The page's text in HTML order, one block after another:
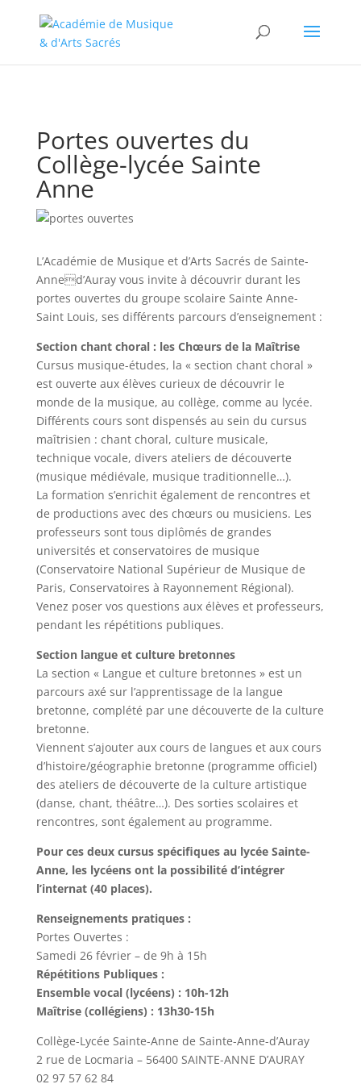
Portes ouvertes du
Collège-lycée Sainte
Anne
L’Académie de Musique et d’Arts Sacrés de Sainte-
Anned’Auray vous invite à découvrir durant les
portes ouvertes du groupe scolaire Sainte Anne-
Saint Louis, ses différents parcours d’enseignement :
Section chant choral : les Chœurs de la Maîtrise
Cursus musique-études, la « section chant choral »
est ouverte aux élèves curieux de découvrir le
monde de la musique, au collège, comme au lycée.
Différents cours sont dispensés au sein du cursus
maîtrisien : chant choral, culture musicale,
technique vocale, divers ateliers de découverte
(musique médiévale, musique traditionnelle…).
La formation s’enrichit également de rencontres et
de productions avec des chœurs ou musiciens. Les
professeurs sont tous diplômés de grandes
universités et conservatoires de musique
(Conservatoire National Supérieur de Musique de
Paris, Conservatoires à Rayonnement Régional).
Venez poser vos questions aux élèves et professeurs,
pendant les répétitions publiques.
Section langue et culture bretonnes
La section « Langue et culture bretonnes » est un
parcours axé sur l’apprentissage de la langue
bretonne, complété par une découverte de la culture
bretonne.
Viennent s’ajouter aux cours de langues et aux cours
d’histoire/géographie bretonne (programme officiel)
des ateliers de découverte de la culture artistique
(danse, chant, théâtre…). Des sorties scolaires et
rencontres, sont également au programme.
Pour ces deux cursus spécifiques au lycée Sainte-
Anne, les lycéens ont la possibilité d’intégrer
l’internat (40 places).
Renseignements pratiques :
Portes Ouvertes :
Samedi 26 février – de 9h à 15h
Répétitions Publiques :
Ensemble vocal (lycéens) : 10h-12h
Maîtrise (collégiens) : 13h30-15h
Collège-Lycée Sainte-Anne de Sainte-Anne-d’Auray
2 rue de Locmaria – 56400 SAINTE-ANNE D’AURAY
02 97 57 62 84